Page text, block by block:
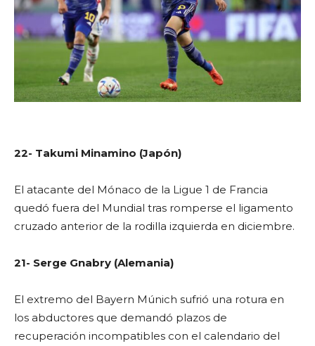
22- Takumi Minamino (Japón)
El atacante del Mónaco de la Ligue 1 de Francia
quedó fuera del Mundial tras romperse el ligamento
cruzado anterior de la rodilla izquierda en diciembre.
21- Serge Gnabry (Alemania)
El extremo del Bayern Múnich sufrió una rotura en
los abductores que demandó plazos de
recuperación incompatibles con el calendario del